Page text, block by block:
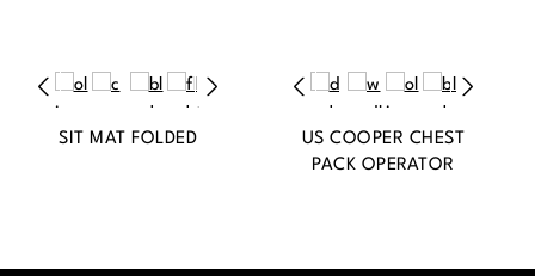
SIT MAT FOLDED
US COOPER CHEST
PACK OPERATOR